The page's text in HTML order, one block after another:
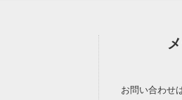
お問い合わせ